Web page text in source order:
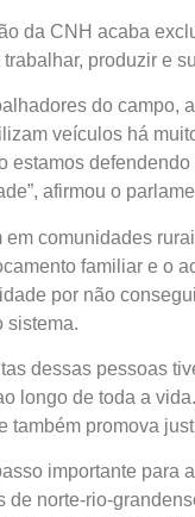
da CNH acaba
produzir e
do campo,
veículos há
estamos
afirmou o
comunidades
familiar e o
por não
sistema.
dessas pessoas
longo de toda a
promova
importante para
norte-rio-